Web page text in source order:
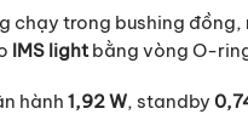
chạy trong bushing
IMS lightbằng vòng O-
hành 1,92 W, standby